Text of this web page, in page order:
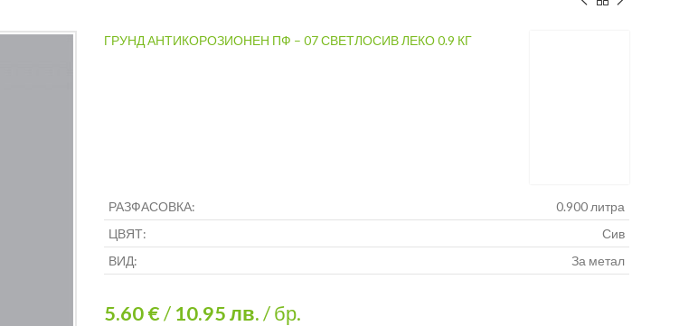
ГРУНД АНТИКОРОЗИОНЕН ПФ – 07 СВЕТЛОСИВ ЛЕКО 0.9 КГ
РАЗФАСОВКА:
0.900 литра
ЦВЯТ:
Сив
ВИД:
За метал
5.60 €/ 10.95лв./ бр.